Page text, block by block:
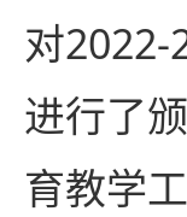
对2022-
进行了
育教学